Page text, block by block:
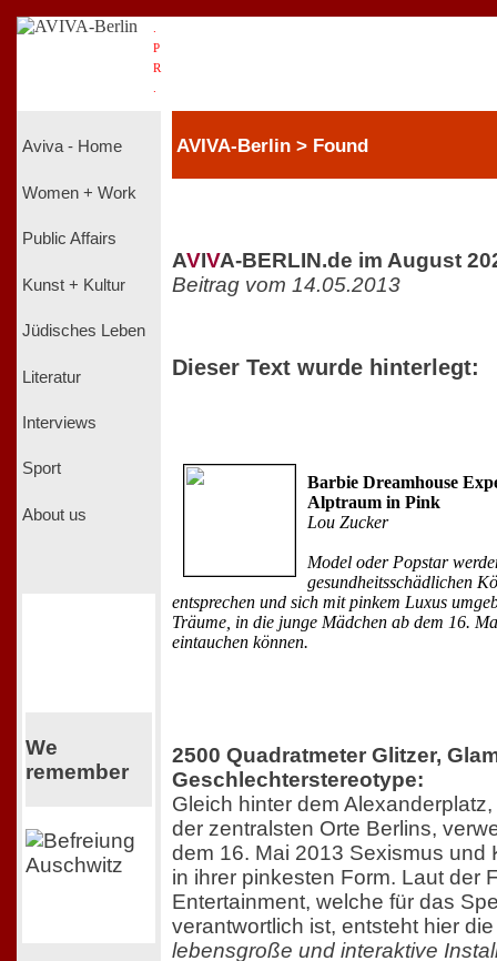
P
R
Aviva - Home
Women + Work
Public Affairs
Kunst + Kultur
Jüdisches Leben
Literatur
Interviews
Sport
About us
We
remember
AVIVA-Berlin > Found
AVIVA-BERLIN.de im August
Beitrag vom 14.05.2013
Dieser Text wurde hinterlegt:
Barbie Dreamhouse
Alptraum in Pink
Lou Zucker
Model oder Popstar
gesundheitsschädlichen
entsprechen und sich mit pinkem Luxus
Träume, in die junge Mädchen ab dem 16.
eintauchen können.
2500 Quadratmeter Glitzer,
Geschlechterstereotype:
Gleich hinter dem
der zentralsten Orte Berlins,
dem 16. Mai 2013 Sexismus und
in ihrer pinkesten Form. Laut der
Entertainment, welche für das
verantwortlich ist, entsteht hier
lebensgroße und interaktive